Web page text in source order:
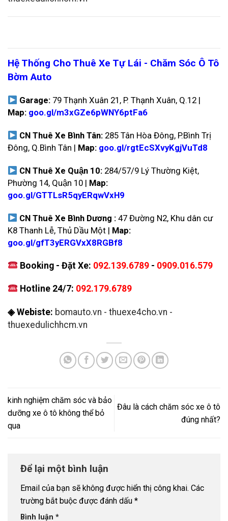
Hệ Thống Cho Thuê Xe Tự Lái - Chăm Sóc Ô Tô
Bờm Auto
Garage: 79 Thạnh Xuân 21, P. Thạnh Xuân, Q.12 |
Map: goo.gl/m3xGZe6pWNY6ptFa6
CN Thuê Xe Bình Tân: 285 Tân Hòa Đông, P.Bình Trị
Đông, Q.Bình Tân | Map: goo.gl/rgtEcSXvyKgjVuTd8
CN Thuê Xe Quận 10: 284/57/9 Lý Thường Kiệt,
Phường 14, Quận 10 | Map:
goo.gl/GTTLsR5qyERqwVxH9
CN Thuê Xe Bình Dương :47 Đường N2, Khu dân cư
K8 Thanh Lễ, Thủ Dầu Một | Map:
goo.gl/gfT3yERGVxX8RGBf8
Booking - Đặt Xe: 092.139.6789 - 0909.016.579
Hotline 24/7: 092.179.6789
◈ Webiste: bomauto.vn - thuexe4cho.vn -
thuexedulichhcm.vn
kinh nghiệm chăm sóc và bảo
dưỡng xe ô tô không thể bỏ
qua
Đâu là cách chăm sóc xe ô tô
đúng nhất?
Để lại một bình luận
Email của bạn sẽ không được hiển thị công khai. Các
trường bắt buộc được đánh dấu *
Bình luận *